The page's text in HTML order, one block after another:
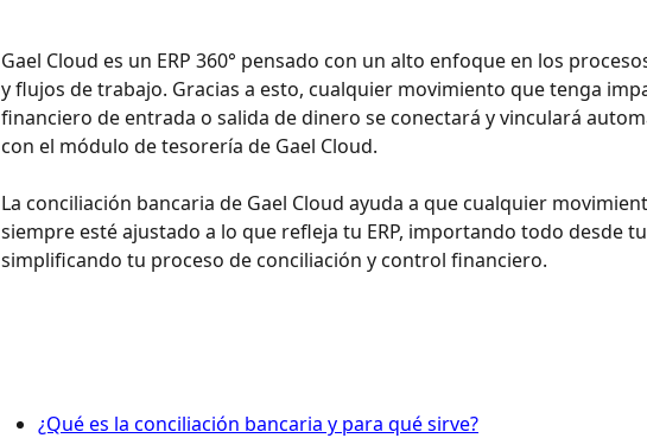
Gael Cloud es un ERP 360° pensado con un alto enfoque en los
y flujos de trabajo. Gracias a esto, cualquier movimiento que tenga
financiero de entrada o salida de dinero se conectará y vinculará
con el módulo de tesorería de Gael Cloud.
La conciliación bancaria de Gael Cloud ayuda a que cualquier
siempre esté ajustado a lo que refleja tu ERP, importando todo desde
simplificando tu proceso de conciliación y control financiero.
¿Qué es la conciliación bancaria y para qué sirve?